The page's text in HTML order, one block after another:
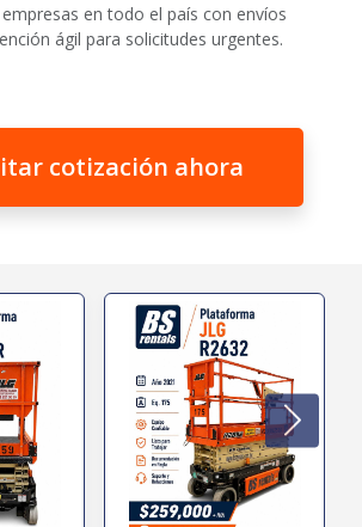
en todo el país con envíos
ágil para solicitudes urgentes.
cotización ahora